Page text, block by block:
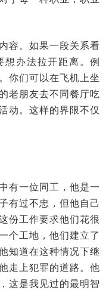
容。如果一段关系看
想办法拉开距离。例
你们可以在飞机上坐
老朋友去不同餐厅吃
动。这样的界限不仅
有一位同工，他是一
有过不忠，但他自己
份工作要求他们花很
个工地，他们建立了
知道在这种情况下继
走上犯罪的道路。他
这是我见过的最明智